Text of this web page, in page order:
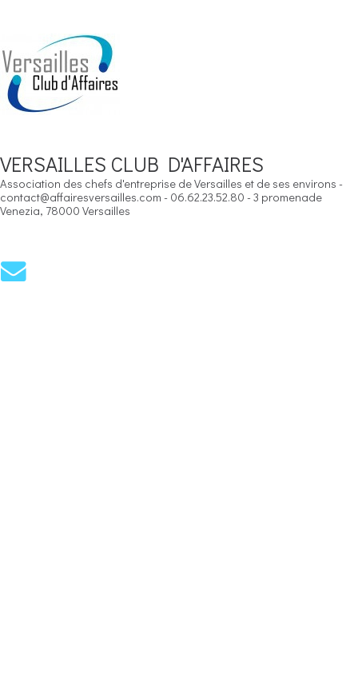
VERSAILLES CLUB D'AFFAIRES
Association des chefs d'entreprise de Versailles et de ses environs -
contact@affairesversailles.com - 06.62.23.52.80 - 3 promenade
Venezia, 78000 Versailles